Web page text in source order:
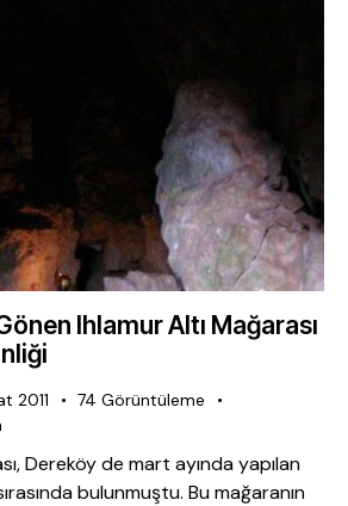
Ihlamur Altı Mağarası
2011 74 Görüntüleme
Dereköy de mart ayında yapılan
bulunmuştu. Bu mağaranın